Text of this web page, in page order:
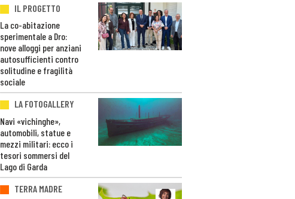
IL PROGETTO
La co-abitazione
sperimentale a Dro:
nove alloggi per anziani
autosufficienti contro
solitudine e fragilità
sociale
LA FOTOGALLERY
Navi «vichinghe»,
automobili, statue e
mezzi militari: ecco i
tesori sommersi del
Lago di Garda
TERRA MADRE